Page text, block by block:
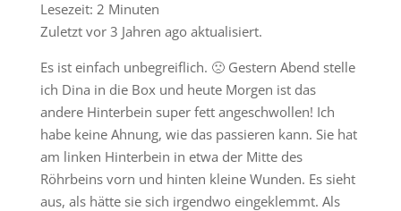
Lesezeit: 2 Minuten
Zuletzt vor 3 Jahren ago aktualisiert.
Es ist einfach unbegreiflich. 🙁 Gestern Abend stelle
ich Dina in die Box und heute Morgen ist das
andere Hinterbein super fett angeschwollen! Ich
habe keine Ahnung, wie das passieren kann. Sie hat
am linken Hinterbein in etwa der Mitte des
Röhrbeins vorn und hinten kleine Wunden. Es sieht
aus, als hätte sie sich irgendwo eingeklemmt. Als